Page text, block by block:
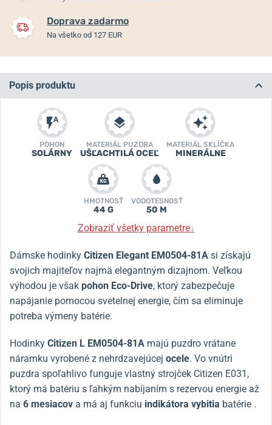
Doprava zadarmo
Na všetko od 127 EUR
Popis produktu
POHON
SOLÁRNY
MATERIÁL PUZDRA
UŠĽACHTILÁ OCEĽ
MATERIÁL SKLÍČKA
MINERÁLNE
HMOTNOSŤ
44 G
VODOTESNOSŤ
50 M
Zobraziť všetky parametre↓
Dámske hodinky Citizen Elegant EM0504-81A si získajú
svojich majiteľov najmä elegantným dizajnom. Veľkou
výhodou je však pohon Eco-Drive, ktorý zabezpečuje
napájanie pomocou svetelnej energie, čím sa eliminuje
potreba výmeny batérie.
Hodinky Citizen L EM0504-81A majú puzdro vrátane
náramku vyrobené z nehrdzavejúcej ocele. Vo vnútri
puzdra spoľahlivo funguje vlastný strojček Citizen E031,
ktorý má batériu s ľahkým nabíjaním s rezervou energie až
na 6 mesiacov a má aj funkciu indikátora vybitia batérie .